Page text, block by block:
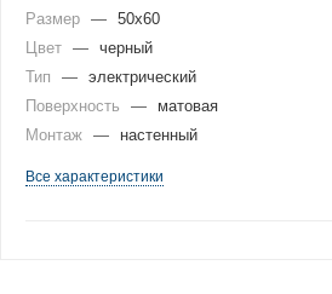
Размер — 50x60
Цвет — черный
Тип
— электрический
Поверхность
—
матовая
Монтаж — настенный
Все характеристики